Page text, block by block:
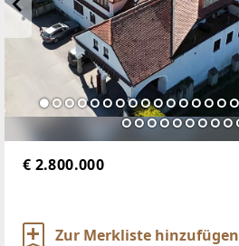
€ 2.800.000
Zur Merkliste hinzufügen